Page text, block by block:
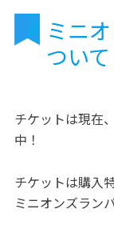
ミニ
ついて
チケットは現在
中！
チケットは購入
ミニオンズラン